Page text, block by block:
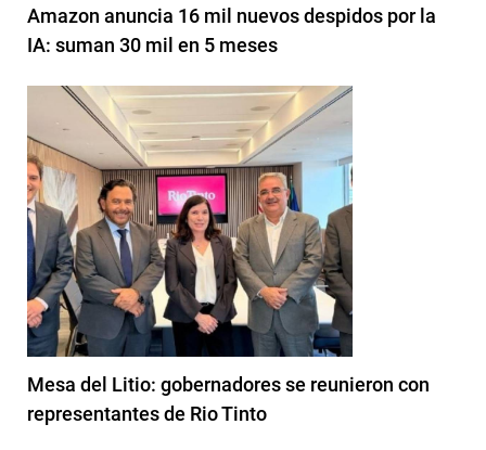
Amazon anuncia 16 mil nuevos despidos por la
IA: suman 30 mil en 5 meses
Mesa del Litio: gobernadores se reunieron con
representantes de Rio Tinto